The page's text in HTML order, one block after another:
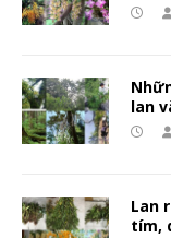
lan
Lan
tím,